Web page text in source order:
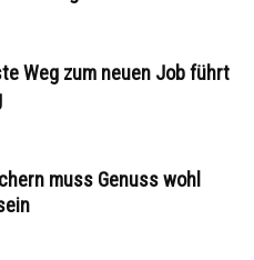
Weg zum neuen Job führt
muss Genuss wohl